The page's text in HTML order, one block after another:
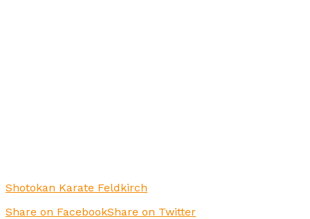
Shotokan Karate Feldkirch
Share on FacebookShare on Twitter